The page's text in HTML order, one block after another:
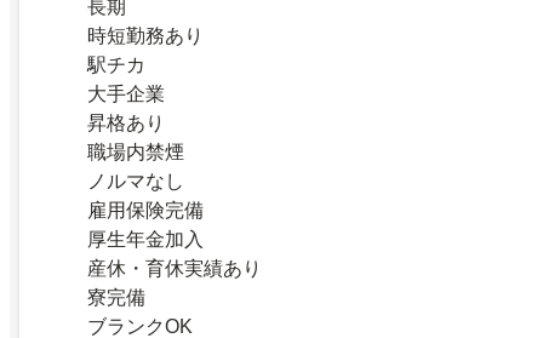
長期
時短勤務あり
駅チカ
大手企業
昇格あり
職場内禁煙
ノルマなし
雇用保険完備
厚生年金加入
産休・育休実績あり
寮完備
ブランクOK